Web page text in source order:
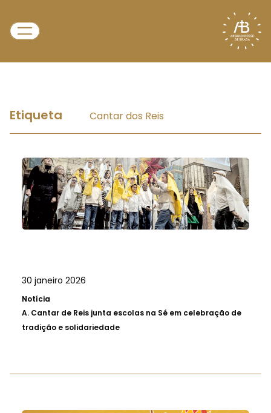
Etiqueta Cantar dos Reis
30 janeiro 2026
Notícia
A. Cantar de Reis junta escolas na Sé em celebração de
tradição e solidariedade